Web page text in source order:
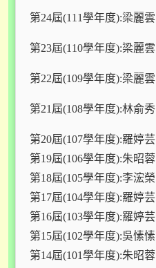
第24屆(111學年度):梁麗雲
第23屆(110學年度):梁麗雲
第22屆(109學年度):梁麗雲
第21屆(108學年度):林俞秀
第20屆(107學年度):羅婷芸
第19屆(106學年度):朱昭蓉
第18屆(105學年度):李浤榮
第17屆(104學年度):羅婷芸
第16屆(103學年度):羅婷芸
第15屆(102學年度):吳愫愫
第14屆(101學年度):朱昭蓉